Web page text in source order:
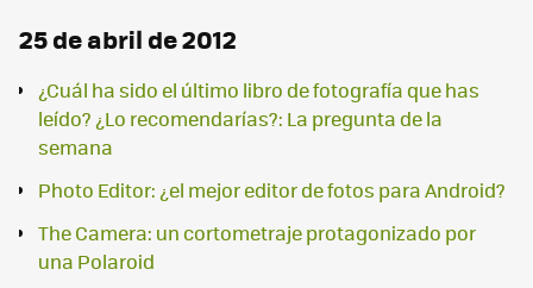
25 de abril de 2012
¿Cuál ha sido el último libro de fotografía que has
leído? ¿Lo recomendarías?: La pregunta de la
semana
Photo Editor: ¿el mejor editor de fotos para Android?
The Camera: un cortometraje protagonizado por
una Polaroid